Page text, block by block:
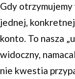
Gdy otrzymujemy
jednej,
konto. To nasza
widoczny,
nie kwestia